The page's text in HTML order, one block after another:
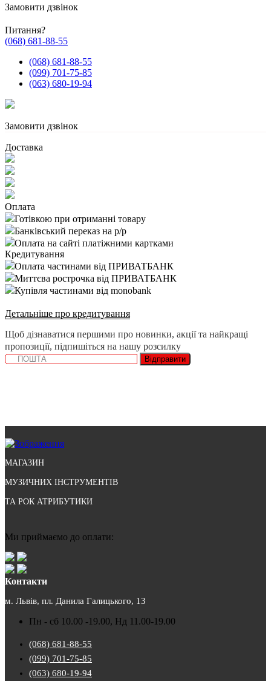
Замовити дзвінок
Питання?
(068) 681-88-55
(068) 681-88-55
(099) 701-75-85
(063) 680-19-94
Замовити дзвінок
Доставка
Оплата
Готівкою при отриманні товару
Банківський переказ на р/р
Оплата на сайті платіжними картками
Кредитування
Оплата частинами від ПРИВАТБАНК
Миттєва рострочка від ПРИВАТБАНК
Купівля частинами від monobank
Детальніше про кредитування
Щоб дізнаватися першими про новинки, акції та найкращі
пропозиції, підпишіться на нашу розсилку
Відправити
МАГАЗИН
МУЗИЧНИХ ІНСТРУМЕНТІВ
ТА РОК АТРИБУТИКИ
Ми приймаємо до оплати:
Контакти
м. Львів, пл. Данила Галицького, 13
Пн - сб 10.00 -19.00, Нд 11.00-19.00
(068) 681-88-55
(099) 701-75-85
(063) 680-19-94